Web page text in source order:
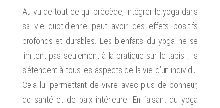
Au vu de tout ce qui précède, intégrer le yoga dans
sa vie quotidienne peut avoir des effets positifs
profonds et durables. Les bienfaits du yoga ne se
limitent pas seulement à la pratique sur le tapis ; ils
s’étendent à tous les aspects de la vie d’un individu.
Cela lui permettant de vivre avec plus de bonheur,
de santé et de paix intérieure. En faisant du yoga